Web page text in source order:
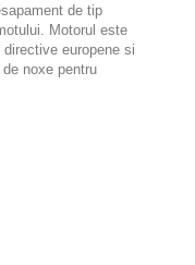
de tip
Motorul este
europene si
noxe pentru